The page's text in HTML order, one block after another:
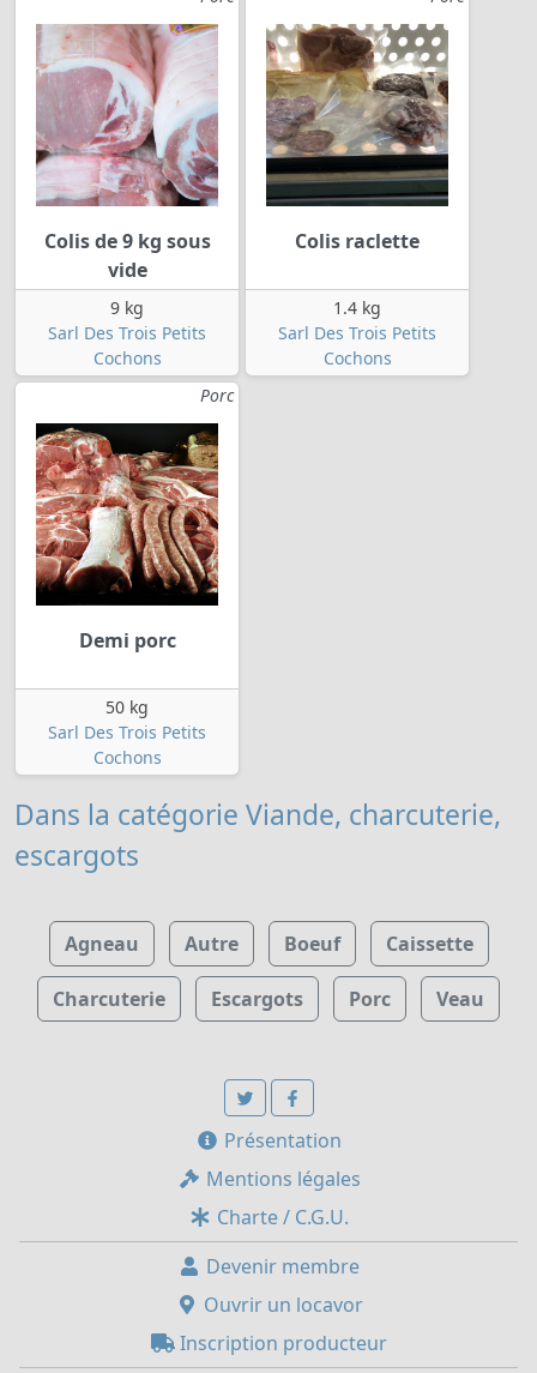
Colis de 9 kg sous
vide
9 kg
Sarl Des Trois Petits
Cochons
Colis raclette
1.4 kg
Sarl Des Trois Petits
Cochons
Porc
Demi porc
50 kg
Sarl Des Trois Petits
Cochons
Dans la catégorie Viande, charcuterie,
escargots
Agneau Autre Boeuf Caissette
Charcuterie Escargots Porc Veau
Présentation
Mentions légales
Charte / C.G.U.
Devenir membre
Ouvrir un locavor
Inscription producteur